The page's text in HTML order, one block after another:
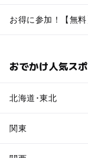
お得に参加！【無料
おでかけ人気ス
北海道･東北
関東